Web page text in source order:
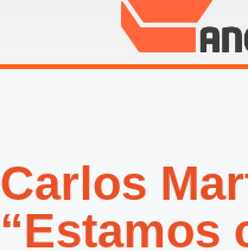
Carlos
“Estamos